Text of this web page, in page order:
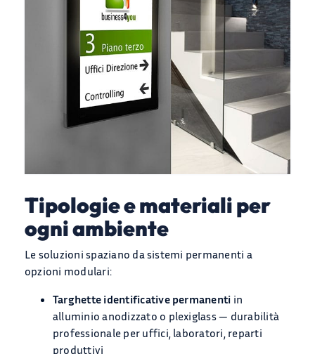
Tipologie e materiali per
ogni ambiente
Le soluzioni spaziano da sistemi permanenti a
opzioni modulari:
Targhette identificative permanenti in
alluminio anodizzato o plexiglass — durabilità
professionale per uffici, laboratori, reparti
produttivi